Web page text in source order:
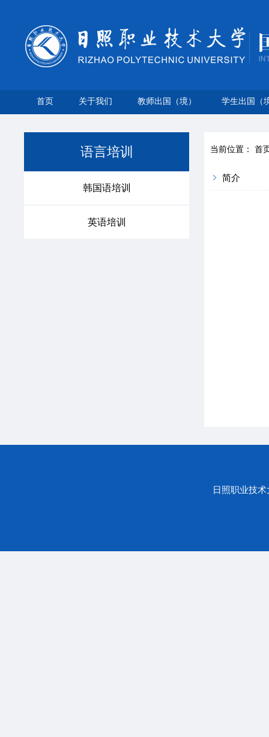
首页 关于我们 教师出国（境） 学生出国（
语言培训
韩国语培训
英语培训
当前位置： 首
简介
日照职业技